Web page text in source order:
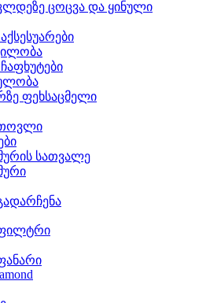
ცოცვა და ყინული
ფეხსაცმელი
სათვალე